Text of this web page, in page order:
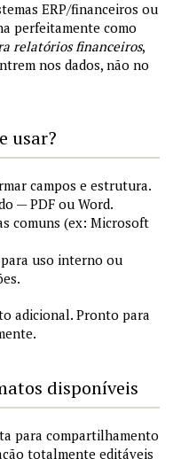
ERP/financeiros ou
perfeitamente como
relatórios financeiros,
nos dados, não no
usar?
campos e estrutura.
— PDF ou Word.
comuns (ex: Microsoft
para uso interno ou
adicional. Pronto para
disponíveis
para compartilhamento
totalmente editáveis